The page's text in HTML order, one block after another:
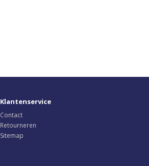
Klantenservice
Contact
Retourneren
Sitemap